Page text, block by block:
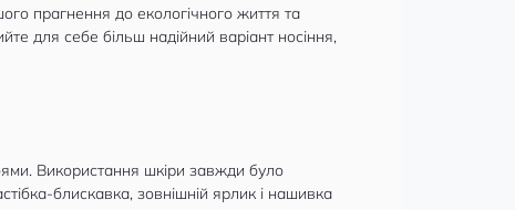
прагнення до екологічного життя та
для себе більш надійний варіант носіння,
Використання шкіри завжди було
блискавка, зовнішній ярлик і нашивка